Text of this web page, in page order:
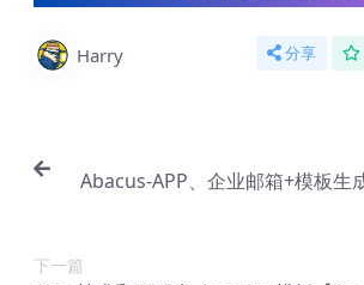
Harry 分享
Abacus-APP、企业邮箱+模板生
下一篇